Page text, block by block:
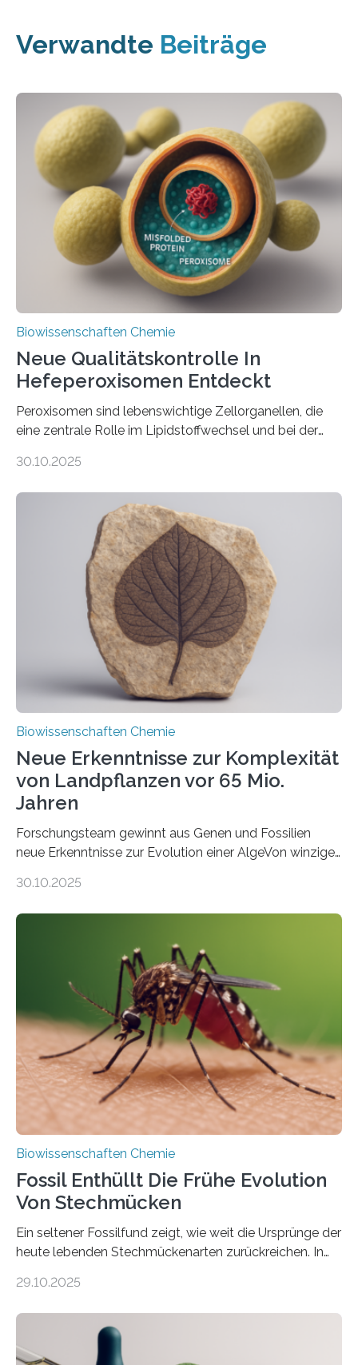
Verwandte Beiträge
Biowissenschaften Chemie
Neue Qualitätskontrolle In
Hefeperoxisomen Entdeckt
Peroxisomen sind lebenswichtige Zellorganellen, die
eine zentrale Rolle im Lipidstoffwechsel und bei der
erfüllen können, müssen zahlreiche Enzyme präzise in
der Ruhr-Universität Bochum um Prof. Dr. Ralf Erdmann
und Dr. Ismaila Francis Yusuf hat nun einen bislang
unbekannten Qualitätskontrollmechanismus des
peroxisomalen Proteintransports in der Bäckerhefe
Saccharomyces cerevisiae entdeckt, der für die
Funktionsfähigkeit der Organellen entscheidend ist. Die
Studie wurde am 28. Oktober 2025 in der
Fachzeitschrift…
30.10.2025
Biowissenschaften Chemie
Neue Erkenntnisse zur Komplexität
von Landpflanzen vor 65 Mio.
Jahren
Forschungsteam gewinnt aus Genen und Fossilien
neue Erkenntnisse zur Evolution einer AlgeVon winzigen
Landpflanzen zählen zu den komplexesten
Grünalgen, die vor Hunderten von Millionen Jahren
lebten. Unter den Vorfahren sticht eine Gruppe heraus,
die noch heute in der Natur vorkommt: die
Süßwasseralge Coleochaetophyceae. Einige Arten
dieser Gruppe bilden aus Zellfäden dichte Geflechte
mit scheibenförmiger Gestalt. Was auffällig ist: Die
nächsten…
30.10.2025
Biowissenschaften Chemie
Fossil Enthüllt Die Frühe Evolution
Von Stechmücken
Ein seltener Fossilfund zeigt, wie weit die Ursprünge der
heute lebenden Stechmückenarten zurückreichen. In
Forschende die bisher älteste bekannte Stechmücken-
Region Kachin in Myanmar und hat sich in
ausgezeichnetem Zustand erhalten. Es konnte als neue
29.10.2025